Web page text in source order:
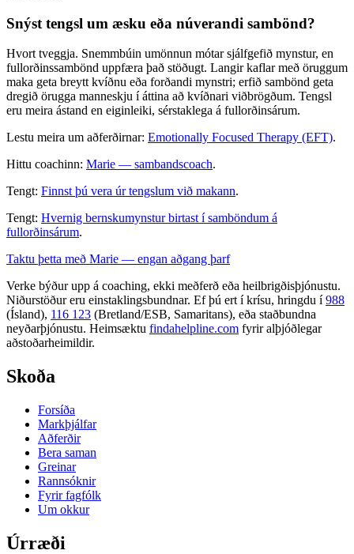
Snýst tengsl um æsku eða núverandi sambönd?
Hvort tveggja. Snemmbúin umönnun mótar sjálfgefið mynstur, en
fullorðinssambönd uppfæra það stöðugt. Langir kaflar með öruggum
maka geta breytt kvíðnu eða forðandi mynstri; erfið sambönd geta
dregið örugga manneskju í áttina að kvíðnari viðbrögðum. Tengsl
eru meira ástand en eiginleiki, sérstaklega á fullorðinsárum.
Lestu meira um aðferðirnar: Emotionally Focused Therapy (EFT).
Hittu coachinn: Marie — sambandscoach.
Tengt: Finnst þú vera úr tengslum við makann.
Tengt: Hvernig bernskumynstur birtast í samböndum á
fullorðinsárum.
Taktu þetta með Marie — engan aðgang þarf
Verke býður upp á coaching, ekki meðferð eða heilbrigðisþjónustu.
Niðurstöður eru einstaklingsbundnar. Ef þú ert í krísu, hringdu í 988
(Ísland), 116 123 (Bretland/ESB, Samaritans), eða staðbundna
neyðarþjónustu. Heimsæktu findahelpline.com fyrir alþjóðlegar
aðstoðarheimildir.
Skoða
Forsíða
Markþjálfar
Aðferðir
Bera saman
Greinar
Rannsóknir
Fyrir fagfólk
Um okkur
Úrræði